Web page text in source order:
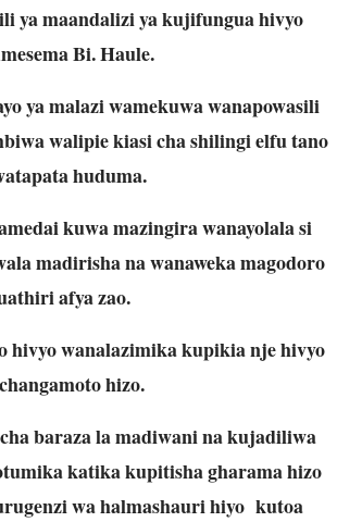
ya maandalizi ya kujifungua hivyo
Bi. Haule.
ya malazi wamekuwa wanapowasili
walipie kiasi cha shilingi elfu tano
huduma.
kuwa mazingira wanayolala si
madirisha na wanaweka magodoro
afya zao.
hivyo wanalazimika kupikia nje hivyo
hizo.
baraza la madiwani na kujadiliwa
katika kupitisha gharama hizo
wa halmashauri hiyo kutoa